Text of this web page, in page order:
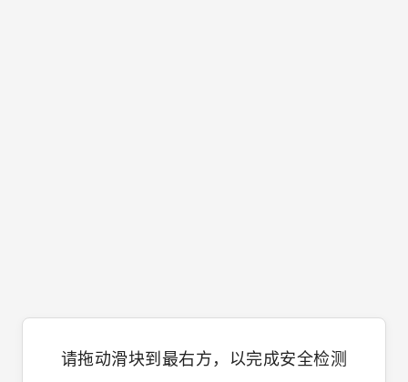
请拖动滑块到最右方，以完成安全检测